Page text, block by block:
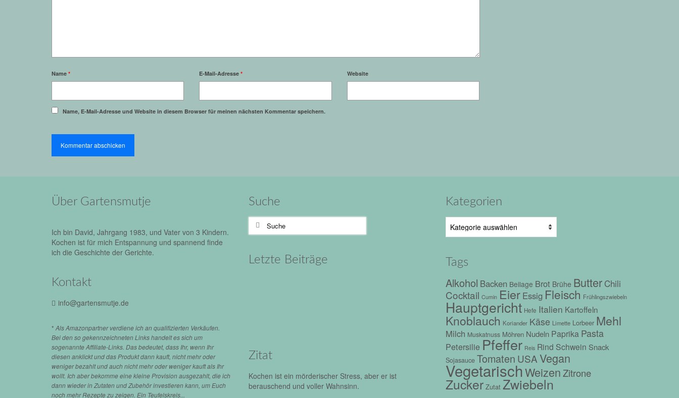
Name * E-Mail-Adresse* Website
Name, E-Mail-Adresse und Website in diesem Browser für meinen nächsten Kommentar speichern.
Über Gartensmutje
Ich bin David, Jahrgang 1983, und Vater von 3 Kindern.
Kochen ist für mich Entspannung und spannend finde
ich die Geschichte der Gerichte.
Kontakt
info@gartensmutje.de
* Als Amazonpartner verdiene ich an qualifizierten Verkäufen.
Bei den so gekennzeichneten Links handelt es sich um
sogenannte Affiliate-Links. Das bedeutet, dass Ihr, wenn Ihr
diesen anklickt und das Produkt dann kauft, nicht mehr oder
weniger bezahlt und auch nicht mehr oder weniger kauft als Ihr
wollt. Ich aber bekomme eine kleine Provision ausgezahlt, die ich
dann wieder in Zutaten und Zubehör investieren kann, um Euch
noch mehr Rezepte zu zeigen. Ein Teufelskreis...
Suche
Suche
nach:
Letzte Beiträge
Zitat
Kochen ist ein mörderischer Stress, aber er ist
berauschend und voller Wahnsinn.
Kategorien
Tags
Alkohol Backen Beilage Brot Brühe Butter Chili
Cocktail Cumin Eier Essig Fleisch Frühlingszwiebeln
Hauptgericht Hefe Italien Kartoffeln
Knoblauch Koriander Käse Limette Lorbeer Mehl
Milch Muskatnuss Möhren Nudeln Paprika Pasta
Petersilie Pfeffer Reis Rind Schwein Snack
Sojasauce Tomaten USA Vegan
VegetarischWeizenZitrone
Zucker Zutat Zwiebeln